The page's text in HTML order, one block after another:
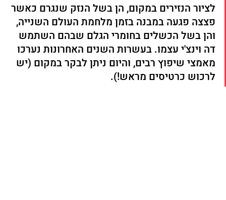
לציור הנזירים במקום, הן בשל הנזק שנגרם כאשר
פצצה פגעה במבנה בזמן מלחמת העולם השנייה,
והן בשל הכשלים בחומרי הגלם שבהם השתמש
דה וינצ'י עצמו. בעשרות השנים האחרונות נערכו
מאמצי שיפוץ רבים, והיום ניתן לבקר במקום (יש
לרכוש כרטיסים מראש!).